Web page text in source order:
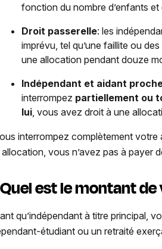
fonction du nombre d’enfants et
Droit passerelle: les
imprévu, tel qu’une faillite ou
une allocation pendant douze
Indépendant et aidant
interrompez partiellement ou
lui , vous avez droit à une
interrompez complètement
vous n’avez pas à payer
est le montant
qu’indépendant à titre principal,
étudiant ou un retraité